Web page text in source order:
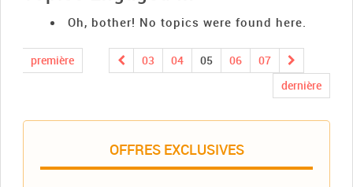
Oh, bother! No topics were found here.
première 03 04 05 06
07
dernière
OFFRES EXCLUSIVES